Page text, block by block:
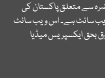
سے متعلق پاکستان کی
سائٹ ہے۔ اس ویب سائٹ
بحق ایکسپریس میڈیا